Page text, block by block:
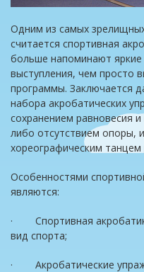
Одним из самых
считается спортивная
больше напоминают
выступления, чем просто
программы. Заключается
набора акробатических
сохранением равновесия
либо отсутствием опоры,
хореографическим танцем
Особенностями
являются:
· Спортивная
вид спорта;
· Акробатические